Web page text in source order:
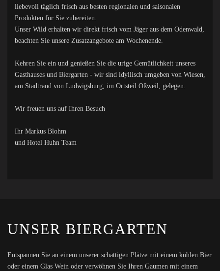
liebevoll täglich frisch aus besten regionalen und saisonalen
Produkten für Sie zubereiten.
Unser Wild erhalten wir direkt frisch vom Jäger aus dem Odenwald,
beachten Sie unsere Zusatzangebote am Wochenende.
Kehren Sie ein und genießen Sie die urige Gemütlichkeit unseres
Gasthauses und Biergarten - wir sind idyllisch umgeben von Wiesen,
am Stadtrand von Ludwigsburg, im Ortsteil Oßweil, gelegen.
Wir freuen uns auf Ihren Besuch
Ihr Markus Blohm
und Hotel Huhn Team
UNSER BIERGARTEN
Entspannen Sie an einem unserer schattigen Plätze mit einem kühlen Bier
oder einem Glas Wein oder verwöhnen Sie Ihren Gaumen mit einem